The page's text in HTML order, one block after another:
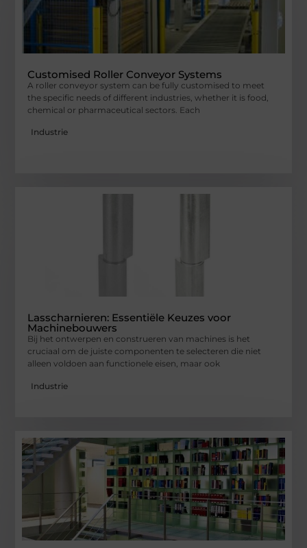
Customised Roller Conveyor Systems
A roller conveyor system can be fully customised to meet
the specific needs of different industries, whether it is food,
chemical or pharmaceutical sectors. Each
Industrie
Lasscharnieren: Essentiële Keuzes voor
Machinebouwers
Bij het ontwerpen en construeren van machines is het
cruciaal om de juiste componenten te selecteren die niet
alleen voldoen aan functionele eisen, maar ook
Industrie